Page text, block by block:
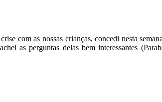
com as nossas crianças, concedi nesta
as perguntas delas bem interessantes